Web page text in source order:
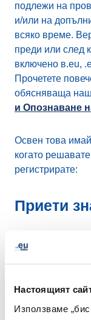
Настоящият
Използваме
подлежи на
и/или на
всяко време.
преди или след
включено в.eu,
Прочетете
обясняваща
и Опознаване
Освен това
когато
регистрирате:
Приети
които не са
Буквите от
Числата от